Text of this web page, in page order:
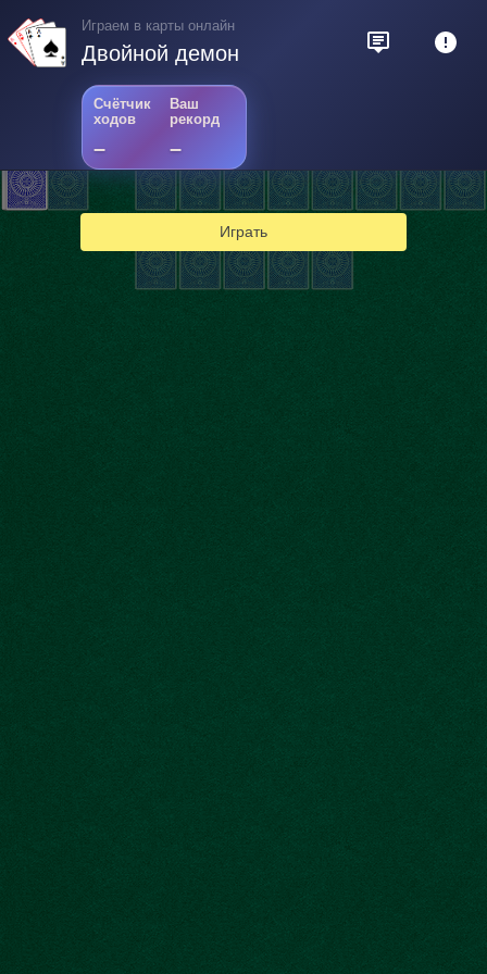
Играем в карты онлайн
Двойной демон
Счётчик
ходов
–
Ваш
рекорд
–
Играть
2